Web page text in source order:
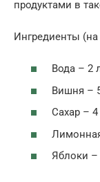
продуктами в
Ингредиенты
Вода – 2
Вишня –
Сахар – 4
Яблоки –